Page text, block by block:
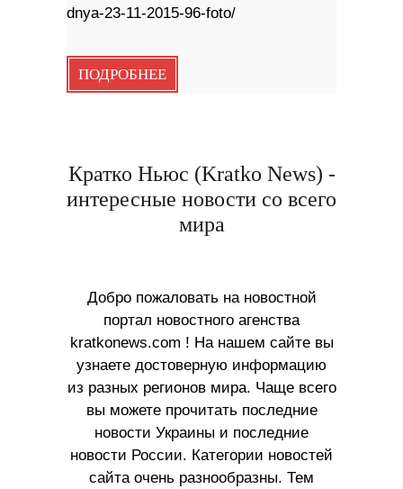
dnya-23-11-2015-96-foto/
ПОДРОБНЕЕ
Кратко Ньюс (Kratko News) -
интересные новости со всего
мира
Добро пожаловать на новостной
портал новостного агенства
kratkonews.com ! На нашем сайте вы
узнаете достоверную информацию
из разных регионов мира. Чаще всего
вы можете прочитать последние
новости Украины и последние
новости России. Категории новостей
сайта очень разнообразны. Тем